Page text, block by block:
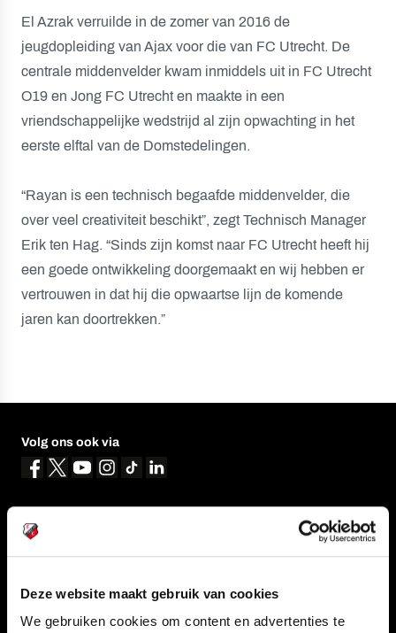
Deze website maakt gebruik van cookies
We gebruiken cookies om content en advertenties te
El Azrak verruilde in de zomer van 2016 de
jeugdopleiding van Ajax voor die van FC Utrecht. De
centrale middenvelder kwam inmiddels uit in FC Utrecht
O19 en Jong FC Utrecht en maakte in een
vriendschappelijke wedstrijd al zijn opwachting in het
eerste elftal van de Domstedelingen.
“Rayan is een technisch begaafde middenvelder, die
over veel creativiteit beschikt”, zegt Technisch Manager
Erik ten Hag. “Sinds zijn komst naar FC Utrecht heeft hij
een goede ontwikkeling doorgemaakt en wij hebben er
vertrouwen in dat hij die opwaartse lijn de komende
jaren kan doortrekken.”
Volg ons ook via
Navigeer naar
CLUB
TEAMS
FOUNDATION
KAARTVERKOOP